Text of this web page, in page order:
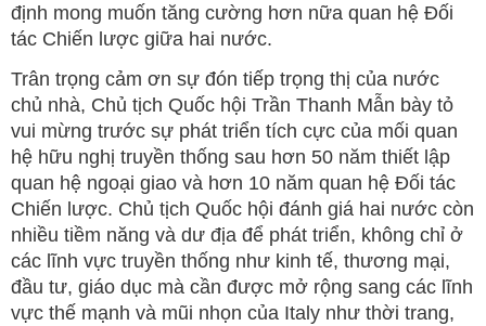
định mong muốn tăng cường hơn nữa quan hệ Đối
tác Chiến lược giữa hai nước.
Trân trọng cảm ơn sự đón tiếp trọng thị của nước
chủ nhà, Chủ tịch Quốc hội Trần Thanh Mẫn bày tỏ
vui mừng trước sự phát triển tích cực của mối quan
hệ hữu nghị truyền thống sau hơn 50 năm thiết lập
quan hệ ngoại giao và hơn 10 năm quan hệ Đối tác
Chiến lược. Chủ tịch Quốc hội đánh giá hai nước còn
nhiều tiềm năng và dư địa để phát triển, không chỉ ở
các lĩnh vực truyền thống như kinh tế, thương mại,
đầu tư, giáo dục mà cần được mở rộng sang các lĩnh
vực thế mạnh và mũi nhọn của Italy như thời trang,